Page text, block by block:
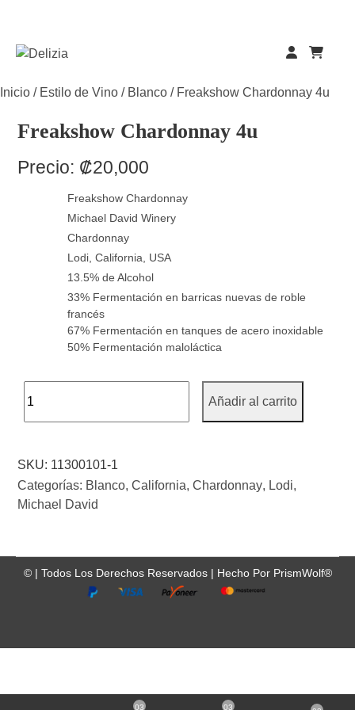
Inicio / Estilo de Vino / Blanco / Freakshow Chardonnay 4u
Freakshow Chardonnay 4u
Precio: ₡20,000
Freakshow Chardonnay
Michael David Winery
Chardonnay
Lodi, California, USA
13.5% de Alcohol
33% Fermentación en barricas nuevas de roble
francés
67% Fermentación en tanques de acero inoxidable
50% Fermentación maloláctica
Añadir al carrito
SKU: 11300101-1
Categorías: Blanco,California,Chardonnay, Lodi,
Michael David
© | Todos Los Derechos Reservados | Hecho Por PrismWolf®
03 03